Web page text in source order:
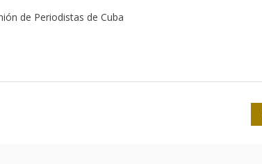
de Periodistas de Cuba